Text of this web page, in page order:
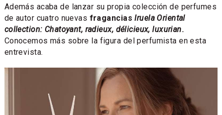
Además acaba de lanzar su propia colección de perfumes
de autor cuatro nuevas fragancias Iruela Oriental
collection: Chatoyant, radieux, délicieux, luxurian.
Conocemos más sobre la figura del perfumista en esta
entrevista.